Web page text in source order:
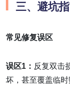
三、避坑
常见修复误区
误区1： 反复双击
坏，甚至覆盖临